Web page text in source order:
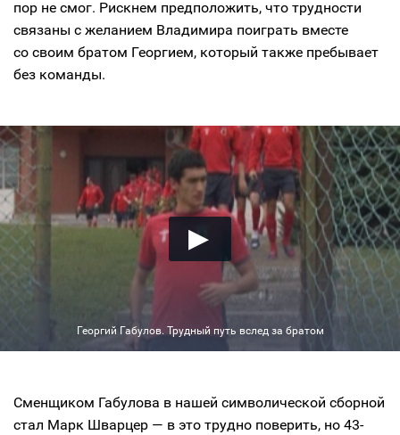
пор не смог. Рискнем предположить, что трудности
связаны с желанием Владимира поиграть вместе
со своим братом Георгием, который также пребывает
без команды.
Георгий Габулов. Трудный путь вслед за братом
Сменщиком Габулова в нашей символической сборной
стал Марк Шварцер — в это трудно поверить, но 43-